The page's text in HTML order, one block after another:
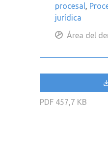
procesal
jurídica
Área del
PDF 457,7 KB